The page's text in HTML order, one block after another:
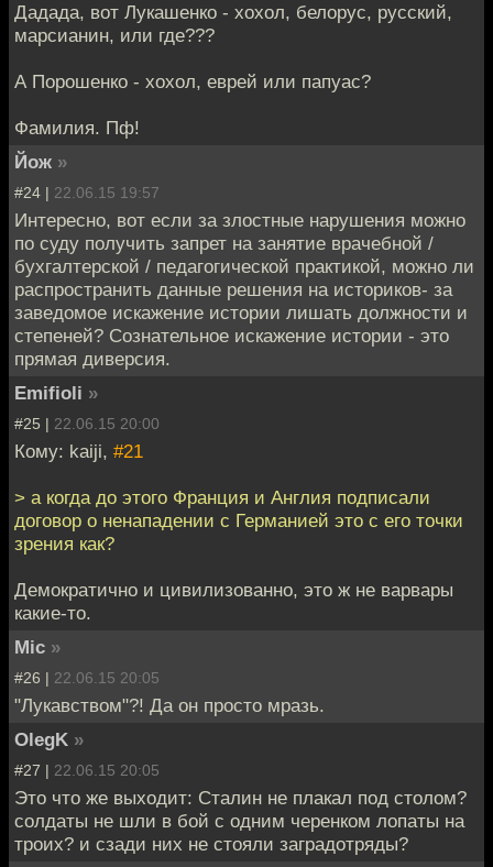
Дадада, вот Лукашенко - хохол, белорус, русский,
марсианин, или где???
А Порошенко - хохол, еврей или папуас?
Фамилия. Пф!
Йож »
#24 | 22.06.15 19:57
Интересно, вот если за злостные нарушения можно
по суду получить запрет на занятие врачебной /
бухгалтерской / педагогической практикой, можно ли
распространить данные решения на историков- за
заведомое искажение истории лишать должности и
степеней? Сознательное искажение истории - это
прямая диверсия.
Emifioli »
#25 | 22.06.15 20:00
Кому: kaiji, #21
> а когда до этого Франция и Англия подписали
договор о ненападении с Германией это с его точки
зрения как?
Демократично и цивилизованно, это ж не варвары
какие-то.
Mic »
#26 | 22.06.15 20:05
"Лукавством"?! Да он просто мразь.
OlegK »
#27 | 22.06.15 20:05
Это что же выходит: Сталин не плакал под столом?
солдаты не шли в бой с одним черенком лопаты на
троих? и сзади них не стояли заградотряды?